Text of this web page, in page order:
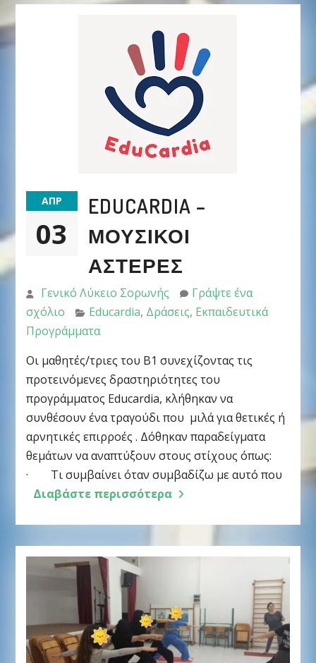
ΑΠΡ
03
EDUCARDIA –
ΜΟΥΣΙΚΟΊ
ΑΣΤΈΡΕΣ
Γενικό Λύκειο Σορωνής
Γράψτε ένα
σχόλιο
Educardia, Δράσεις, Εκπαιδευτικά
Προγράμματα
Οι μαθητές/τριες του Β1 συνεχίζοντας τις
προτεινόμενες δραστηριότητες του
προγράμματος Educardia, κλήθηκαν να
συνθέσουν ένα τραγούδι που μιλά για θετικές ή
αρνητικές επιρροές . Δόθηκαν παραδείγματα
θεμάτων να αναπτύξουν στους στίχους όπως:
· Τι συμβαίνει όταν συμβαδίζω με αυτό που
Διαβάστε περισσότερα